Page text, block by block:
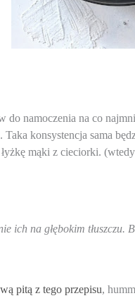
do namoczenia na co
konsystencja sama
mąki z cieciorki.
ich na głębokim tłuszczu.
pitą z tego przepisu,